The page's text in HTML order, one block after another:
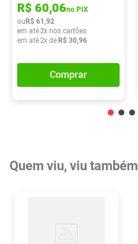
R$ 60,06no PIX
ou R$ 61 ,92
em até2x nos cartões
em até2x de R$ 30,96
Comprar
Quem viu, viu também